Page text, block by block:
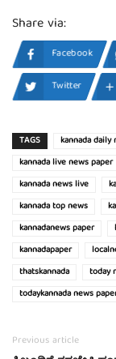
Share via:
Facebook
Twitter
TAGS kannada daily
kannada live news paper
kannada news live
kannada top news
kannadanews paper
kannadapaper
thatskannada
today
todaykannada news
Previous article